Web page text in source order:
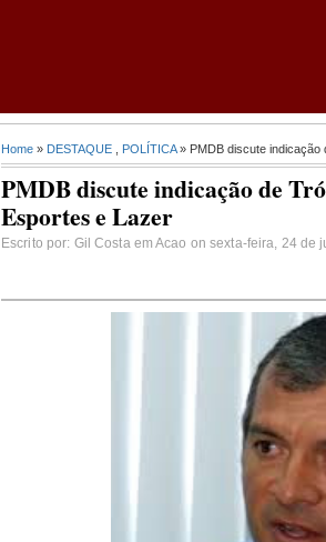
Home » DESTAQUE POLÍTICA» PMDB discute indicação
PMDB discute indicação de
Esportes e Lazer
Escrito por: Gil Costa em Acao on sexta-feira, 24 de